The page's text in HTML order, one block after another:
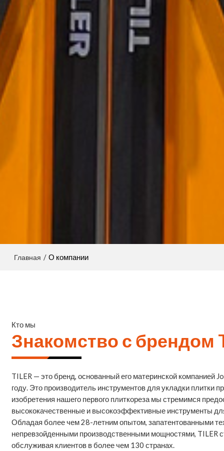
Главная / О компании
Кто мы
Знакомство с брендом
TILER — это бренд, основанный его материнской компанией
году. Это производитель инструментов для укладки плитки
изобретения нашего первого плиткореза мы стремимся
высококачественные и высокоэффективные инструменты
Обладая более чем 28-летним опытом, запатентованными
непревзойденными производственными мощностями, TILER
обслуживая клиентов в более чем 130 странах.